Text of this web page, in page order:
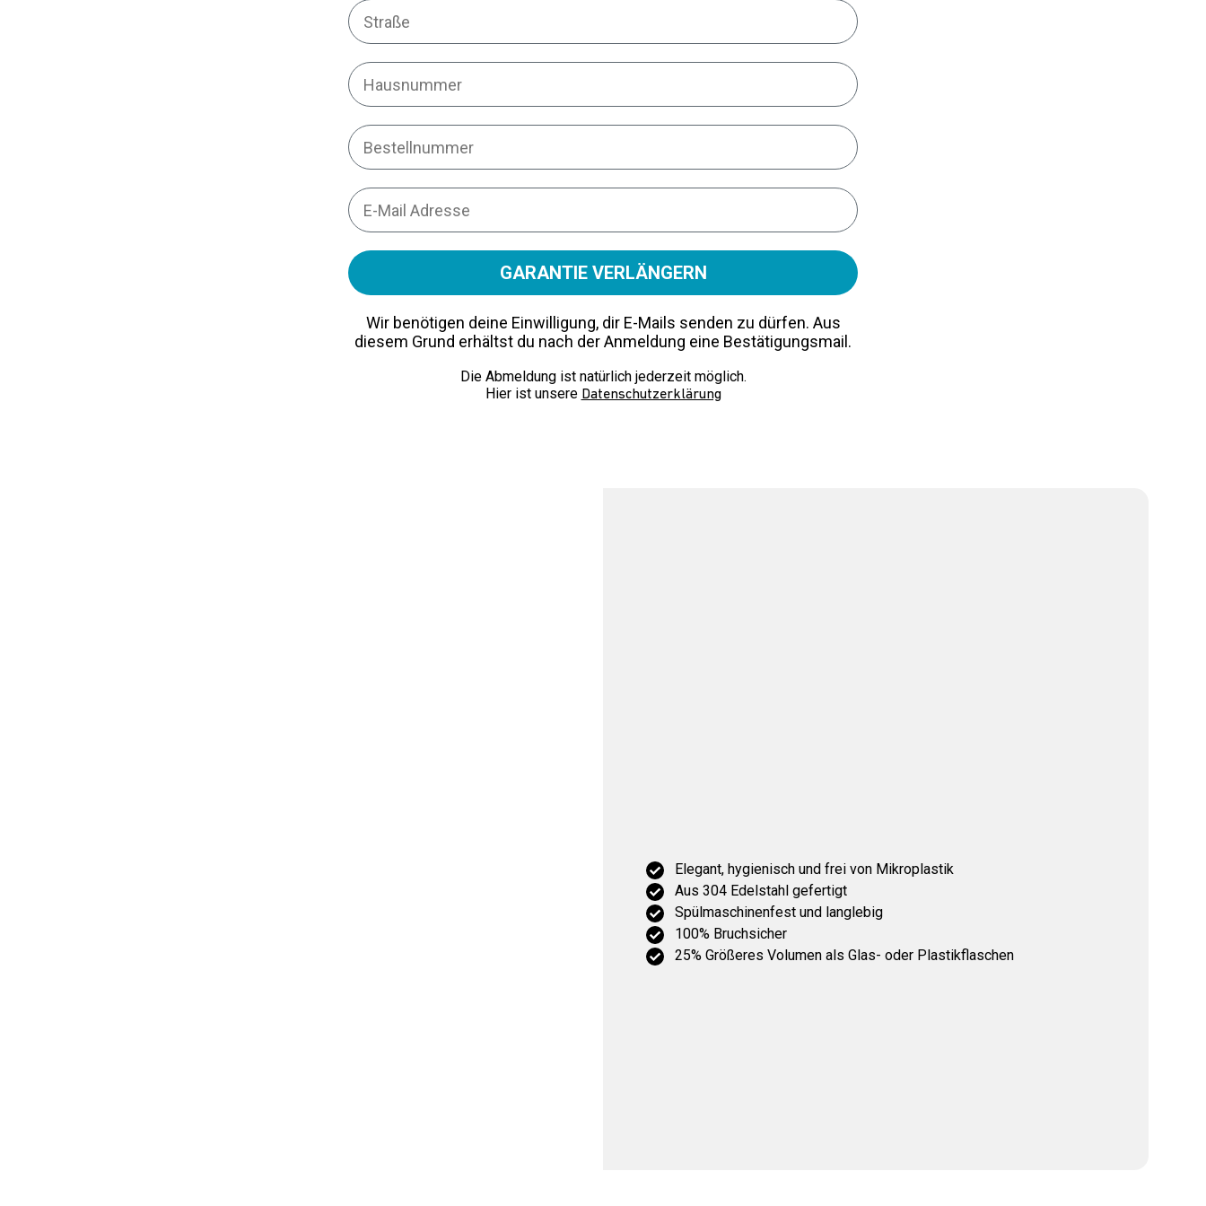
Lieferadresse deiner letzten Bestellung
Email
GARANTIE VERLÄNGERN
Wir benötigen deine Einwilligung, dir E-Mails senden zu dürfen. Aus
diesem Grund erhältst du nach der Anmeldung eine Bestätigungsmail.
Die Abmeldung ist natürlich jederzeit möglich.
Hier ist unsere Datenschutzerklärung
Elegant, hygienisch und frei von Mikroplastik
Aus 304 Edelstahl gefertigt
Spülmaschinenfest und langlebig
100% Bruchsicher
25% Größeres Volumen als Glas- oder Plastikflaschen